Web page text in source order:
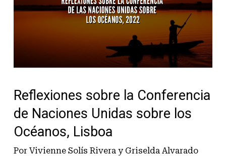
Reflexiones sobre la Conferencia
de Naciones Unidas sobre los
Océanos, Lisboa
Por Vivienne Solís Rivera y Griselda Alvarado